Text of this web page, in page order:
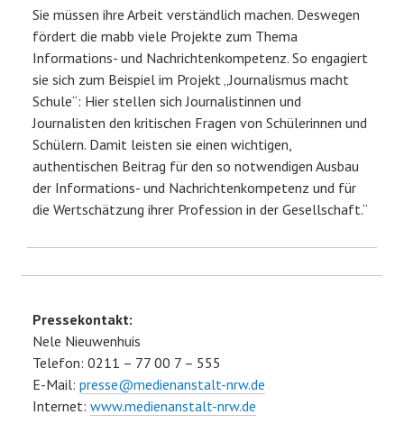
Sie müssen ihre Arbeit verständlich machen. Deswegen
fördert die mabb viele Projekte zum Thema
Informations- und Nachrichtenkompetenz. So engagiert
sie sich zum Beispiel im Projekt „Journalismus macht
Schule“: Hier stellen sich Journalistinnen und
Journalisten den kritischen Fragen von Schülerinnen und
Schülern. Damit leisten sie einen wichtigen,
authentischen Beitrag für den so notwendigen Ausbau
der Informations- und Nachrichtenkompetenz und für
die Wertschätzung ihrer Profession in der Gesellschaft.“
Pressekontakt:
Nele Nieuwenhuis
Telefon: 0211 – 77 00 7 – 555
E-Mail: presse@medienanstalt-nrw.de
Internet: www.medienanstalt-nrw.de